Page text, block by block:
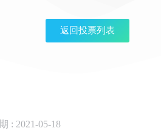
返回投票列表
: 2021-05-18